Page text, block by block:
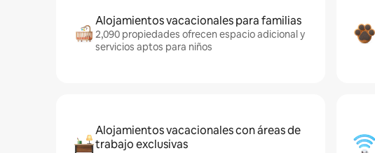
Alojamientos vacacionales para familias
2,090 propiedades ofrecen espacio adicional y
servicios aptos para niños
Alojamientos vacacionales con áreas de
trabajo exclusivas